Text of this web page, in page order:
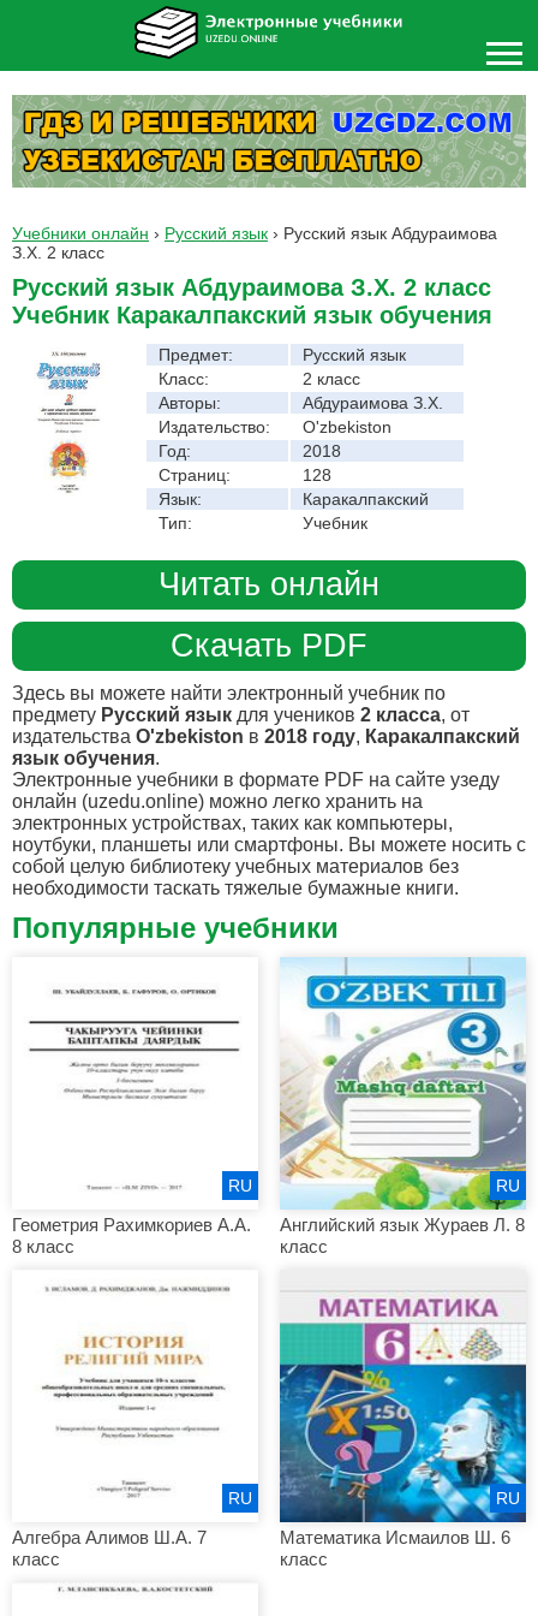
Учебники онлайн › Русский язык › Русский язык Абдураимова
З.Х. 2 класс
Русский язык Абдураимова З.Х. 2 класс
Учебник Каракалпакский язык обучения
Предмет:
Русский язык
Класс:
2 класс
Авторы:
Абдураимова З.Х.
Издательство:
O'zbekiston
Год:
2018
Страниц:
128
Язык:
Каракалпакский
Тип:
Учебник
Читать онлайн
Скачать PDF
Здесь вы можете найти электронный учебник по
предмету Русский язык для учеников 2 класса, от
издательства O'zbekiston в 2018 году, Каракалпакский
язык обучения.
Электронные учебники в формате PDF на сайте узеду
онлайн (uzedu.online) можно легко хранить на
электронных устройствах, таких как компьютеры,
ноутбуки, планшеты или смартфоны. Вы можете носить с
собой целую библиотеку учебных материалов без
необходимости таскать тяжелые бумажные книги.
Популярные учебники
Геометрия Рахимкориев А.А.
8 класс
RU
Английский язык Жураев Л. 8
класс
RU
Алгебра Алимов Ш.А. 7
класс
RU
Математика Исмаилов Ш. 6
класс
RU